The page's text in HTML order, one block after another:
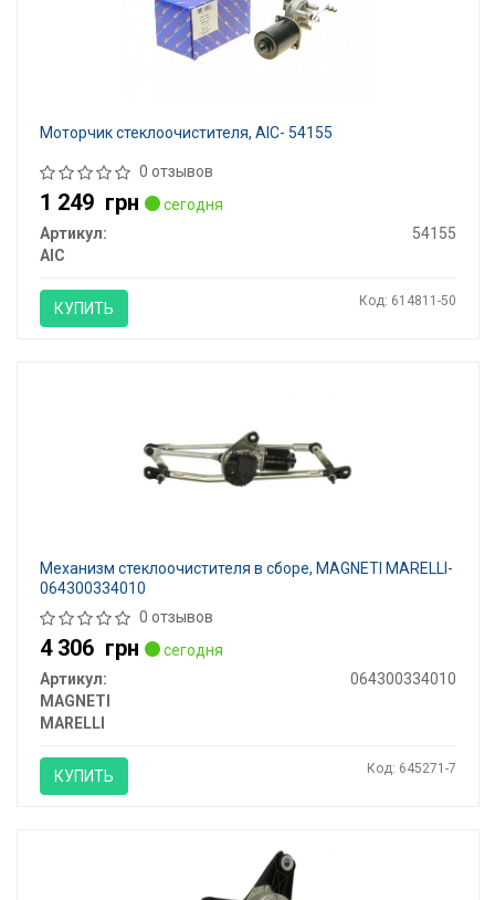
Моторчик стеклоочистителя, AIC- 54155
0 отзывов
1 249 грн
сегодня
Артикул:
54155
AIC
КУПИТЬ Код: 614811-50
Механизм стеклоочистителя в сборе, MAGNETI MARELLI-
064300334010
0 отзывов
4 306 грн
сегодня
Артикул:
064300334010
MAGNETI
MARELLI
КУПИТЬ Код: 645271-7